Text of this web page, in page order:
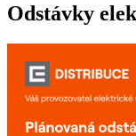
Odstávky